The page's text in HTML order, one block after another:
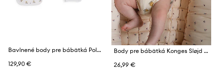
Bavlnené body pre bábätká Polo Ralph Lauren
129,90 €
Body pre bábätká Konges Sløjd NEWBORN BODY GOTS
26,99 €